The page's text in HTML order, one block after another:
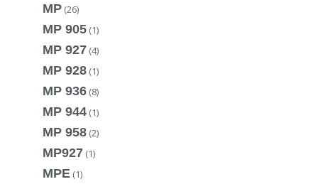
MP (26)
MP 905 (1)
MP 927 (4)
MP 928 (1)
MP 936 (8)
MP 944 (1)
MP 958 (2)
MP927 (1)
MPE (1)